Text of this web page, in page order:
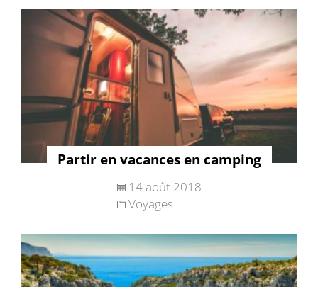
Partir en vacances en camping
14 août 2018
Voyages